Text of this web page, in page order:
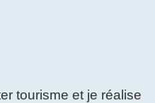
tourisme et je réalise